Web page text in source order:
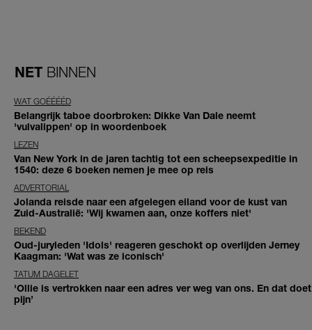
NET BINNEN
WAT GOÉÉÉÉD
Belangrijk taboe doorbroken: Dikke Van Dale neemt
'vulvalippen' op in woordenboek
LEZEN
Van New York in de jaren tachtig tot een scheepsexpeditie in
1540: deze 6 boeken nemen je mee op reis
ADVERTORIAL
Jolanda reisde naar een afgelegen eiland voor de kust van
Zuid-Australië: 'Wij kwamen aan, onze koffers niet'
BEKEND
Oud-juryleden 'Idols' reageren geschokt op overlijden Jerney
Kaagman: 'Wat was ze iconisch'
TATUM DAGELET
'Ollie is vertrokken naar een adres ver weg van ons. En dat doet
pijn’